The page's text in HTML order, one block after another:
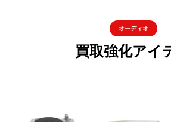
オーディオ
買取強化アイ